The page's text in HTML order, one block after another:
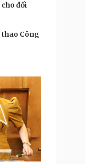
đối
thao Công